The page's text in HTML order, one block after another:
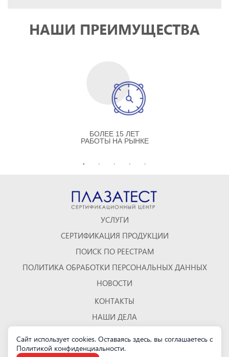
НАШИ ПРЕИМУЩЕСТВА
БОЛЕЕ 15 ЛЕТ
РАБОТЫ НА РЫНКЕ
УСЛУГИ
СЕРТИФИКАЦИЯ ПРОДУКЦИИ
ПОИСК ПО РЕЕСТРАМ
ПОЛИТИКА ОБРАБОТКИ ПЕРСОНАЛЬНЫХ ДАННЫХ
НОВОСТИ
КОНТАКТЫ
НАШИ ДЕЛА
КАРТА САЙТА
Сайт использует cookies. Оставаясь здесь, вы соглашаетесь с
Политикой конфиденциальности.